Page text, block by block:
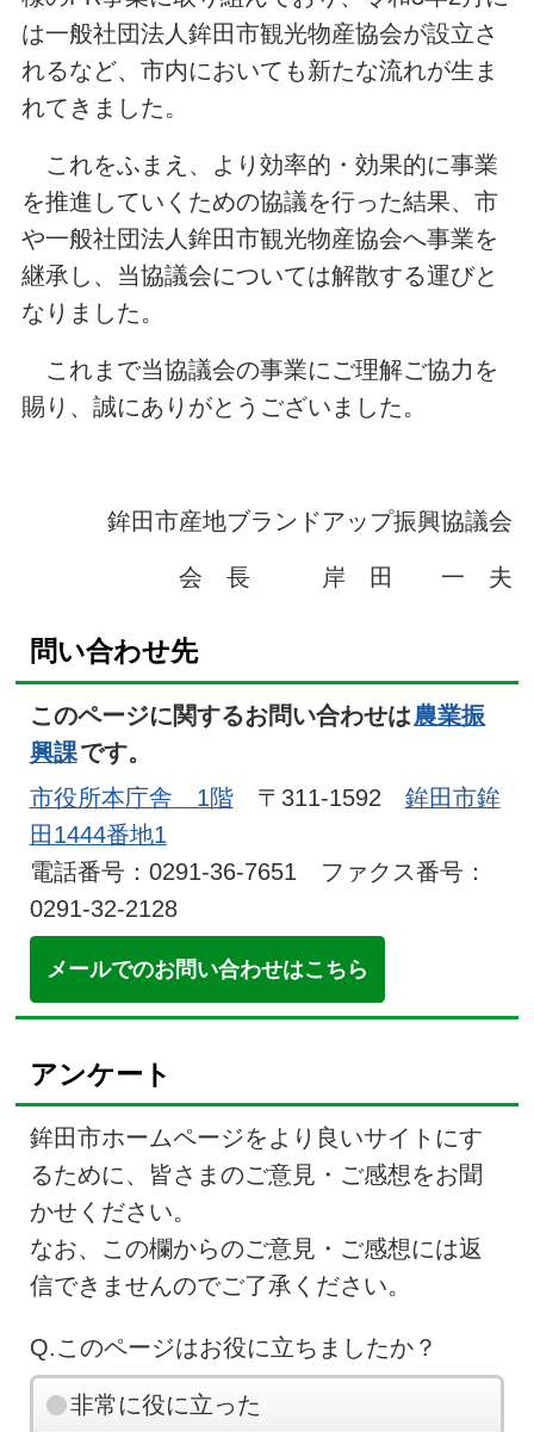
は一般社団法人鉾田市観光物産協会が設立さ
れるなど、市内においても新たな流れが生ま
れてきました。
これをふまえ、より効率的・効果的に事業
を推進していくための協議を行った結果、市
や一般社団法人鉾田市観光物産協会へ事業を
継承し、当協議会については解散する運びと
なりました。
これまで当協議会の事業にご理解ご協力を
賜り、誠にありがとうございました。
鉾田市産地ブランドアップ振興協議会
会 長 岸 田 一 夫
問い合わせ先
このページに関するお問い合わせは農業振
興課です。
市役所本庁舎 1階〒311-1592 鉾田市鉾
田1444番地1
電話番号：0291-36-7651 ファクス番号：
0291-32-2128
メールでのお問い合わせはこちら
アンケート
鉾田市ホームページをより良いサイトにす
るために、皆さまのご意見・ご感想をお聞
かせください。
なお、この欄からのご意見・ご感想には返
信できませんのでご了承ください。
Q.このページはお役に立ちましたか？
非常に役に立った